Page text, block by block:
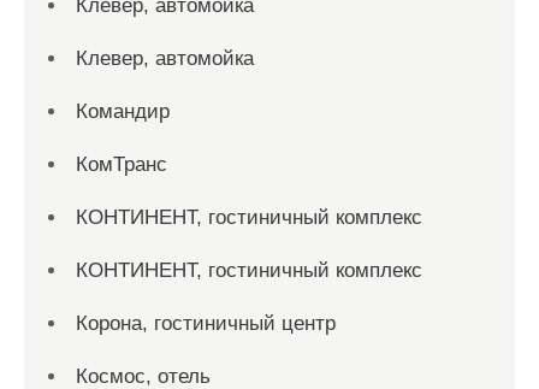
Клевер, автомойка
Клевер, автомойка
Командир
КомТранс
КОНТИНЕНТ, гостиничный комплекс
КОНТИНЕНТ, гостиничный комплекс
Корона, гостиничный центр
Космос, отель